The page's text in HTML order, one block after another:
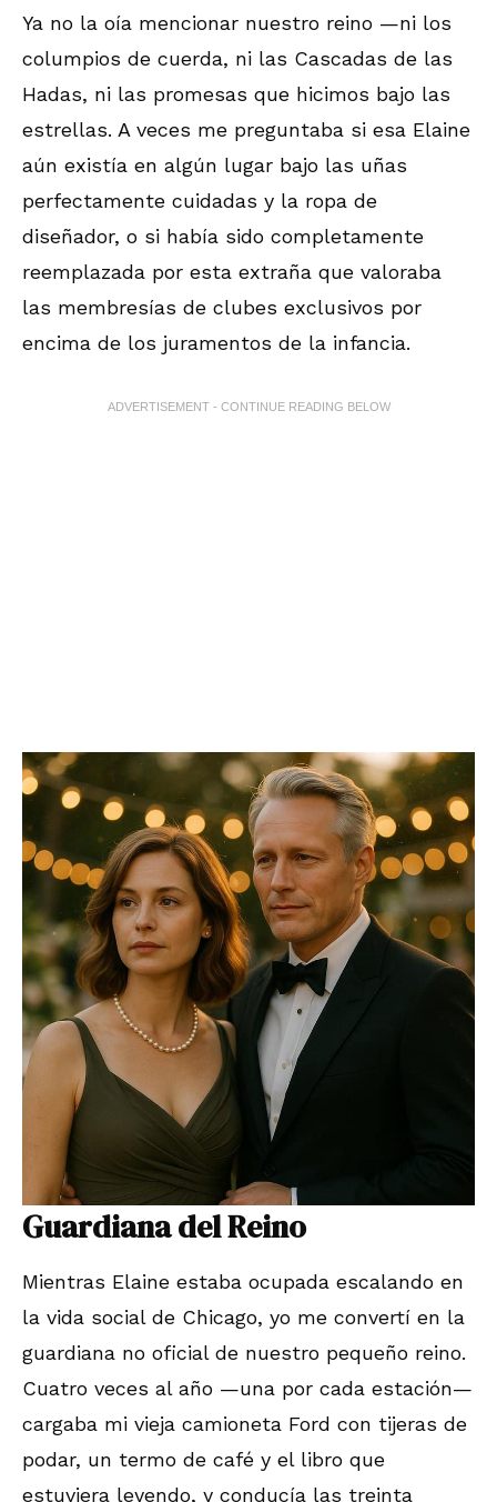
Ya no la oía mencionar nuestro reino —ni los
columpios de cuerda, ni las Cascadas de las
Hadas, ni las promesas que hicimos bajo las
estrellas. A veces me preguntaba si esa Elaine
aún existía en algún lugar bajo las uñas
perfectamente cuidadas y la ropa de
diseñador, o si había sido completamente
reemplazada por esta extraña que valoraba
las membresías de clubes exclusivos por
encima de los juramentos de la infancia.
ADVERTISEMENT - CONTINUE READING BELOW
Guardiana del Reino
Mientras Elaine estaba ocupada escalando en
la vida social de Chicago, yo me convertí en la
guardiana no oficial de nuestro pequeño reino.
Cuatro veces al año —una por cada estación—
cargaba mi vieja camioneta Ford con tijeras de
podar, un termo de café y el libro que
estuviera leyendo, y conducía las treinta